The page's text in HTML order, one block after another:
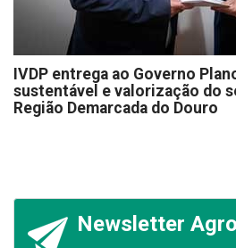
IVDP entrega ao Governo
sustentável e valorização do
Região Demarcada do Douro
Newsletter